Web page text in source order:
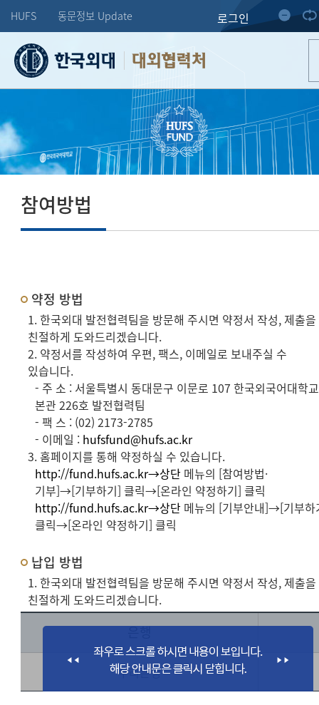
HUFS 동문정보 Update 로그인
대외협력처
참여방법
약정 방법
1. 한국외대 발전협력팀을 방문해 주시면 약정서 작성, 제출을
친절하게 도와드리겠습니다.
2. 약정서를 작성하여 우편, 팩스, 이메일로 보내주실 수
있습니다.
- 주 소 : 서울특별시 동대문구 이문로 107 한국외국어대학교
본관 226호 발전협력팀
- 팩 스 : (02) 2173-2785
- 이메일 : hufsfund@hufs.ac.kr
3. 홈페이지를 통해 약정하실 수 있습니다.
http://fund.hufs.ac.kr→상단 메뉴의 [참여방법·
기부]→[기부하기] 클릭→[온라인 약정하기] 클릭
http://fund.hufs.ac.kr→상단 메뉴의 [기부안내]→[기부하
클릭→[온라인 약정하기] 클릭
납입 방법
1. 한국외대 발전협력팀을 방문해 주시면 약정서 작성, 제출을
친절하게 도와드리겠습니다.
은행
우리은행